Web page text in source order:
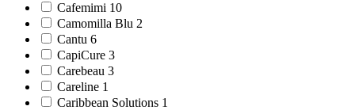
Cafemimi 10
Camomilla Blu 2
Cantu 6
CapiCure 3
Carebeau 3
Careline 1
Caribbean Solutions 1